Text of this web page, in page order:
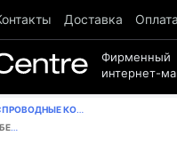
Доставка Оплата
Фирменный
интернет-
КОЛОНКИ